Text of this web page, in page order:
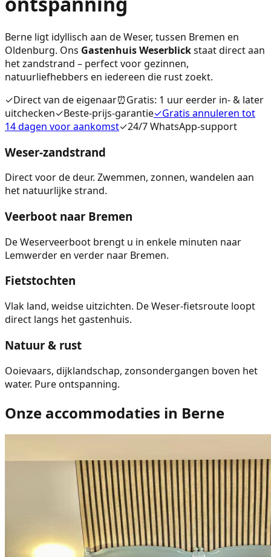
Berne ligt idyllisch aan de Weser, tussen Bremen en
Oldenburg. Ons Gastenhuis Weserblickstaat direct aan
het zandstrand – perfect voor gezinnen,
natuurliefhebbers en iedereen die rust zoekt.
✓Direct van de eigenaar⏰Gratis: 1 uur eerder in- & later
uitchecken✓Beste-prijs-garantie✓Gratis annuleren tot
14 dagen voor aankomst✓24/7 WhatsApp-support
Weser-zandstrand
Direct voor de deur. Zwemmen, zonnen, wandelen aan
het natuurlijke strand.
Veerboot naar Bremen
De Weserveerboot brengt u in enkele minuten naar
Lemwerder en verder naar Bremen.
Fietstochten
Vlak land, weidse uitzichten. De Weser-fietsroute loopt
direct langs het gastenhuis.
Natuur & rust
Ooievaars, dijklandschap, zonsondergangen boven het
water. Pure ontspanning.
Onze accommodaties in Berne